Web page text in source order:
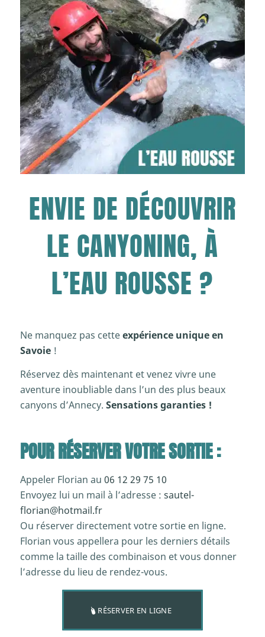
ENVIE DE DÉCOUVRIR
LE CANYONING, À
L’EAU ROUSSE ?
Ne manquez pas cetteexpérience unique en
Savoie!
Réservez dès maintenant et venez vivre une
aventure inoubliable dans l’un des plus beaux
canyons d’Annecy. Sensations garanties !
POUR RÉSERVER VOTRE SORTIE :
Appeler Florian au 06 12 29 75 10
Envoyez lui un mail à l’adresse : sautel-
florian@hotmail.fr
Ou réserver directement votre sortie en ligne.
Florian vous appellera pour les derniers détails
comme la taille des combinaison et vous donner
l’adresse du lieu de rendez-vous.
RÉSERVER EN LIGNE